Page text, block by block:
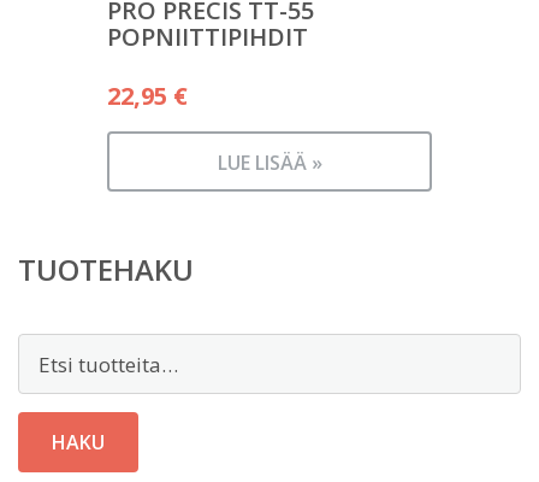
PRO PRECIS TT-55
POPNIITTIPIHDIT
22,95 €
LUE LISÄÄ »
TUOTEHAKU
HAKU